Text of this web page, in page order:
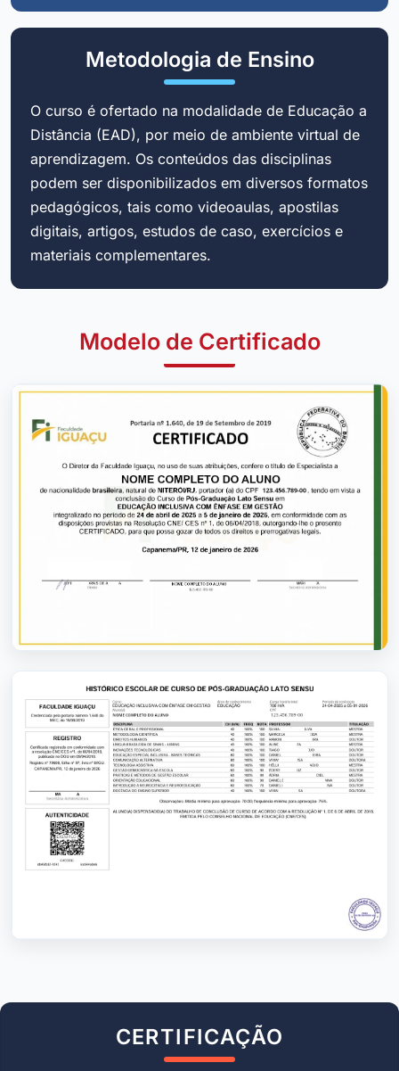
Metodologia de Ensino
O curso é ofertado na modalidade de Educação a
Distância (EAD), por meio de ambiente virtual de
aprendizagem. Os conteúdos das disciplinas
podem ser disponibilizados em diversos formatos
pedagógicos, tais como videoaulas, apostilas
digitais, artigos, estudos de caso, exercícios e
materiais complementares.
Modelo de Certificado
CERTIFICAÇÃO